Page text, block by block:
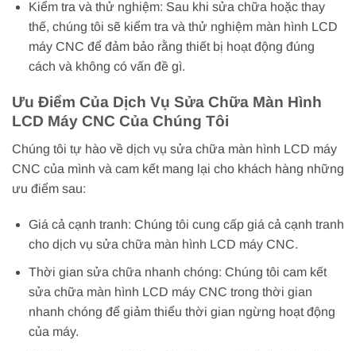
Kiểm tra và thử nghiệm: Sau khi sửa chữa hoặc thay
thế, chúng tôi sẽ kiểm tra và thử nghiệm màn hình LCD
máy CNC để đảm bảo rằng thiết bị hoạt động đúng
cách và không có vấn đề gì.
Ưu Điểm Của Dịch Vụ Sửa Chữa Màn Hình
LCD Máy CNC Của Chúng Tôi
Chúng tôi tự hào về dịch vụ sửa chữa màn hình LCD máy
CNC của mình và cam kết mang lại cho khách hàng những
ưu điểm sau:
Giá cả cạnh tranh: Chúng tôi cung cấp giá cả cạnh tranh
cho dịch vụ sửa chữa màn hình LCD máy CNC.
Thời gian sửa chữa nhanh chóng: Chúng tôi cam kết
sửa chữa màn hình LCD máy CNC trong thời gian
nhanh chóng để giảm thiểu thời gian ngừng hoạt động
của máy.